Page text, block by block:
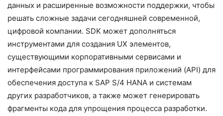
данных и расширенные возможности поддержки, чтобы
решать сложные задачи сегодняшней современной,
цифровой компании. SDK может дополняться
инструментами для создания UX элементов,
существующими корпоративными сервисами и
интерфейсами программирования приложений (API) для
обеспечения доступа к SAP S/4 HANA и системам
других разработчиков, а также может генерировать
фрагменты кода для упрощения процесса разработки.